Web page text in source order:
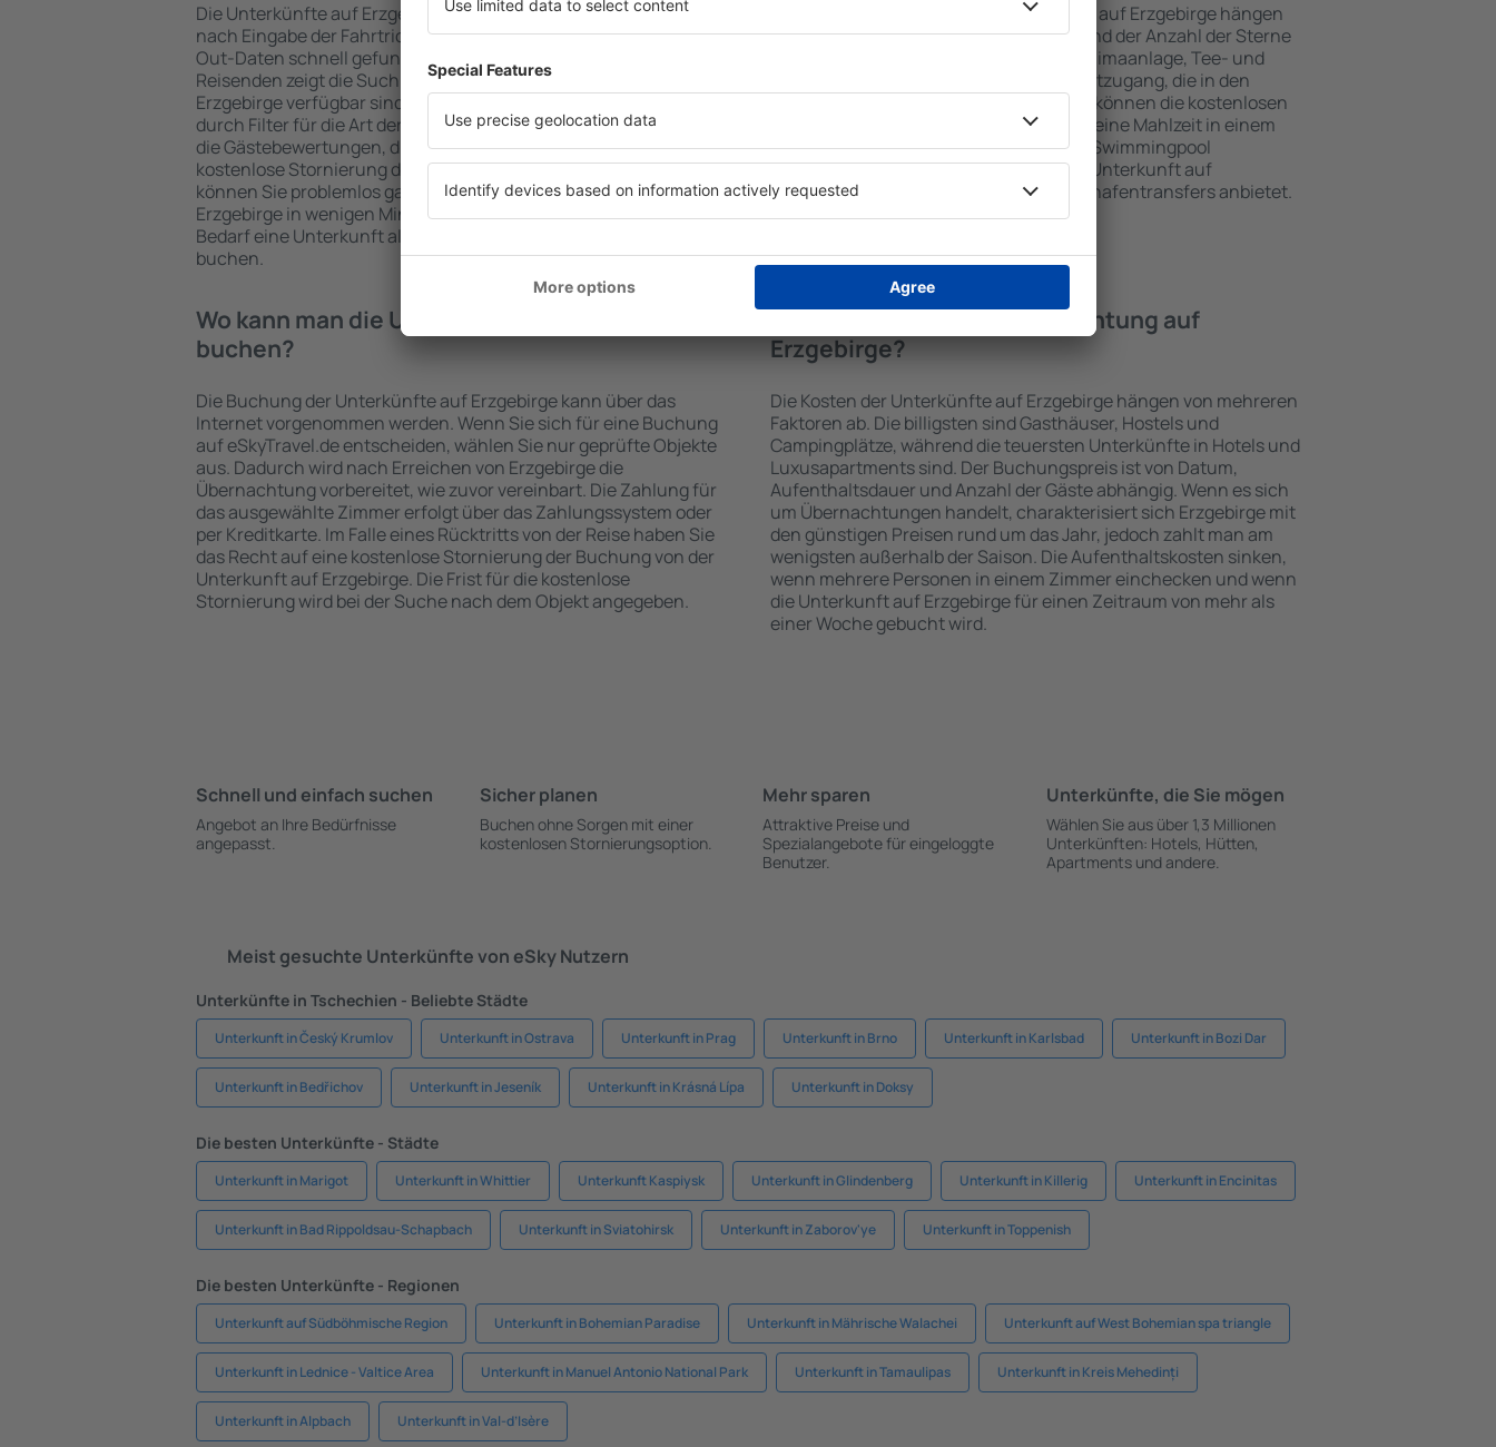
Die Unterkünfte auf Erzgebirge werden von der Suchmaschine
nach Eingabe der Fahrtrichtung und der Check-In- und Check-
Out-Daten schnell gefunden. Nach Auswahl der Anzahl der
Reisenden zeigt die Suchmaschine an, welche Unterkünfte auf
Erzgebirge verfügbar sind. Die Auswahl der Unterkunft wird
durch Filter für die Art der Einrichtung und die Anzahl der Sterne,
die Gästebewertungen, die Entfernung zum Zentrum und die
kostenlose Stornierung der Buchung erleichtert. Dadurch
können Sie problemlos ganz einfach eine Unterkunft auf
Erzgebirge in wenigen Minuten auswählen. Sie können je nach
Bedarf eine Unterkunft alleine oder zusammen mit dem Flug
buchen.
Die Annehmlichkeiten bei Unterkünften auf Erzgebirge hängen
von der Art des ausgewählten Objekts und der Anzahl der Sterne
ab. Gäste nutzen Küchenzeile, Balkon, Klimaanlage, Tee- und
Kaffeezubehör, Handtücher und Internetzugang, die in den
Unterkünften verfügbar sind. Besucher können die kostenlosen
Parkplätze an der Unterkunft benutzen, eine Mahlzeit in einem
Restaurant bestellen oder ein Hotel mit Swimmingpool
auswählen. Sie können zusätzlich eine Unterkunft auf
Erzgebirge buchen, die den Gästen Flughafentransfers anbietet.
Wo kann man die Unterkünfte auf Erzgebirge
buchen?
Die Buchung der Unterkünfte auf Erzgebirge kann über das
Internet vorgenommen werden. Wenn Sie sich für eine Buchung
auf eSkyTravel.de entscheiden, wählen Sie nur geprüfte Objekte
aus. Dadurch wird nach Erreichen von Erzgebirge die
Übernachtung vorbereitet, wie zuvor vereinbart. Die Zahlung für
das ausgewählte Zimmer erfolgt über das Zahlungssystem oder
per Kreditkarte. Im Falle eines Rücktritts von der Reise haben Sie
das Recht auf eine kostenlose Stornierung der Buchung von der
Unterkunft auf Erzgebirge. Die Frist für die kostenlose
Stornierung wird bei der Suche nach dem Objekt angegeben.
Wie viel kostet eine Übernachtung auf
Erzgebirge?
Die Kosten der Unterkünfte auf Erzgebirge hängen von mehreren
Faktoren ab. Die billigsten sind Gasthäuser, Hostels und
Campingplätze, während die teuersten Unterkünfte in Hotels und
Luxusapartments sind. Der Buchungspreis ist von Datum,
Aufenthaltsdauer und Anzahl der Gäste abhängig. Wenn es sich
um Übernachtungen handelt, charakterisiert sich Erzgebirge mit
den günstigen Preisen rund um das Jahr, jedoch zahlt man am
wenigsten außerhalb der Saison. Die Aufenthaltskosten sinken,
wenn mehrere Personen in einem Zimmer einchecken und wenn
die Unterkunft auf Erzgebirge für einen Zeitraum von mehr als
einer Woche gebucht wird.
Schnell und einfach suchen
Angebot an Ihre Bedürfnisse
angepasst.
Sicher planen
Buchen ohne Sorgen mit einer
kostenlosen Stornierungsoption.
Mehr sparen
Attraktive Preise und
Spezialangebote für eingeloggte
Benutzer.
Unterkünfte, die Sie mögen
Wählen Sie aus über 1,3 Millionen
Unterkünften: Hotels, Hütten,
Apartments und andere.
Meist gesuchte Unterkünfte von eSky Nutzern
Unterkünfte in Tschechien - Beliebte Städte
Unterkunft in Český Krumlov Unterkunft in Ostrava Unterkunft in Prag Unterkunft in Brno Unterkunft in Karlsbad Unterkunft in Bozi Dar
Unterkunft in Bedřichov Unterkunft in Jeseník Unterkunft in Krásná Lípa Unterkunft in Doksy
Die besten Unterkünfte - Städte
Unterkunft in Marigot Unterkunft in Whittier Unterkunft Kaspiysk Unterkunft in Glindenberg Unterkunft in Killerig Unterkunft in Encinitas
Unterkunft in Bad Rippoldsau-Schapbach Unterkunft in Sviatohirsk Unterkunft in Zaborov'ye Unterkunft in Toppenish
Die besten Unterkünfte - Regionen
Unterkunft auf Südböhmische Region Unterkunft in Bohemian Paradise Unterkunft in Mährische Walachei Unterkunft auf West Bohemian spa triangle
Unterkunft in Lednice - Valtice Area Unterkunft in Manuel Antonio National Park Unterkunft in Tamaulipas Unterkunft in Kreis Mehedinți
Unterkunft in Alpbach Unterkunft in Val-d’Isère